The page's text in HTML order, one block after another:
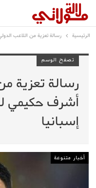
الرئيسية رسالة تعزية من اللاعب
تصفح الوسم
رسالة تعزية
أشرف حكيمي
إسبانيا
أخبار متنوعة